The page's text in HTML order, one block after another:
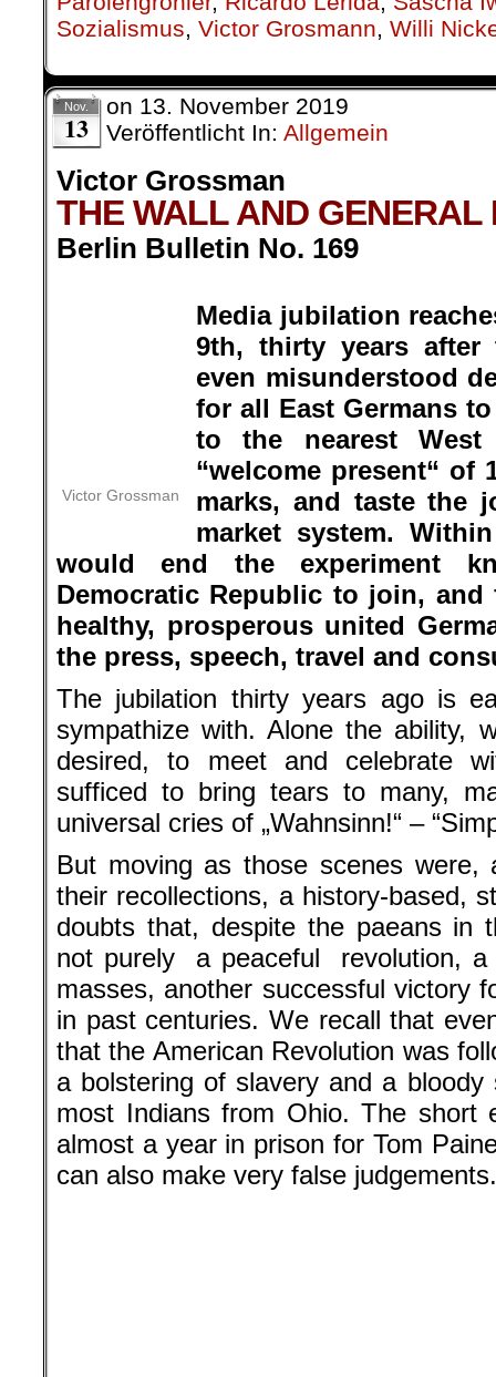
Schulze,Machtwillkür,Mauer,Mauerfall,
Parolengröhler ,Ricardo Lerida, Sascha
Nov.
13
on13. November 2019
Veröffentlicht In:
Victor Grossman
THE WALL AND GENERAL
Media jubilation
9th, thirty years after
even misunderstood
for all East Germans to
nearest West Berlin bank for
100 prized West German marks,
western free market system.
would end the experiment
Democratic Republic to join,
healthy, prosperous united
the press, speech, travel and
The jubilation thirty years ago is
sympathize with. Alone the ability,
desired, to meet and celebrate
sufficed to bring tears to many,
universal cries of „Wahnsinn!“ –
But moving as those scenes
their recollections, a history-based,
doubts that, despite the paeans in
not purely a peaceful revolution, a
masses, another successful victory
in past centuries. We recall that
that the American Revolution was
a bolstering of slavery and a
most Indians from Ohio. The short
almost a year in prison for Tom
can also make very false judgements.